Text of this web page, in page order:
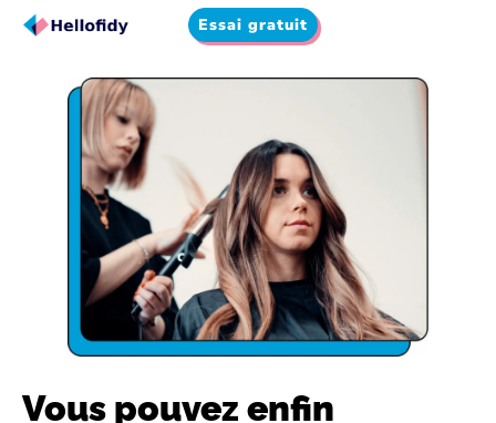
Essai gratuit
Vous pouvez enfin